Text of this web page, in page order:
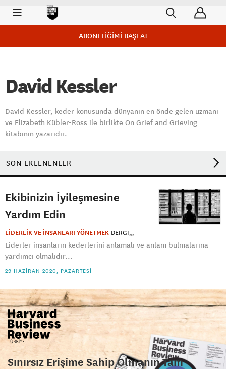
ABONELİĞİMİ BAŞLAT
David Kessler
David Kessler, keder konusunda dünyanın en önde gelen uzmanı
ve Elizabeth Kübler-Ross ile birlikte On Grief and Grieving
kitabının yazarıdır.
SON EKLENENLER
Ekibinizin İyileşmesine
Yardım Edin
LİDERLİK VE İNSANLARI YÖNETMEK DERGI
Liderler insanların kederlerini anlamalı ve anlam bulmalarına
yardımcı olmalıdır...
29 HAZIRAN 2020, PAZARTESI
Sınırsız Erişime Sahip Olmanın Tam